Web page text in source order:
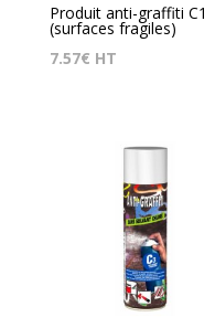
Produit anti-graffiti C1
(surfaces fragiles)
7.57€ HT